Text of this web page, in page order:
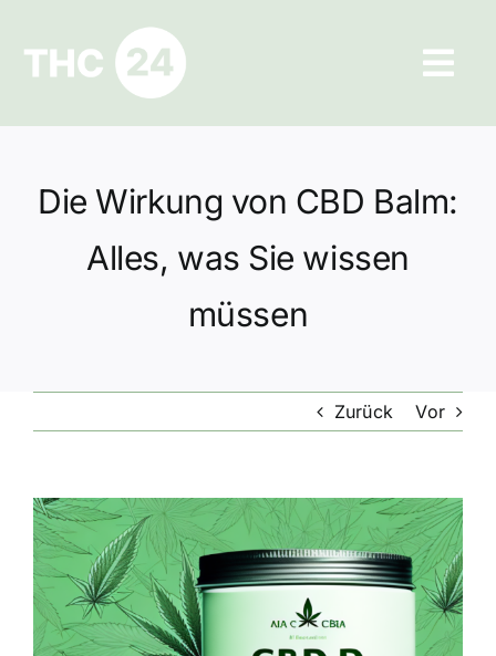
springen
Ratgeber
Hilfe und Kontakt
Datenschutz
Die Wirkung von CBD Balm:
Alles, was Sie wissen
müssen
Zurück Vor
Zeige
grösseres
Bild